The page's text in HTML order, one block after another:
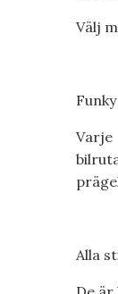
Välj
Varje
Alla